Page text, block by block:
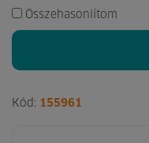
Összehasonlítom
Kód: 155961